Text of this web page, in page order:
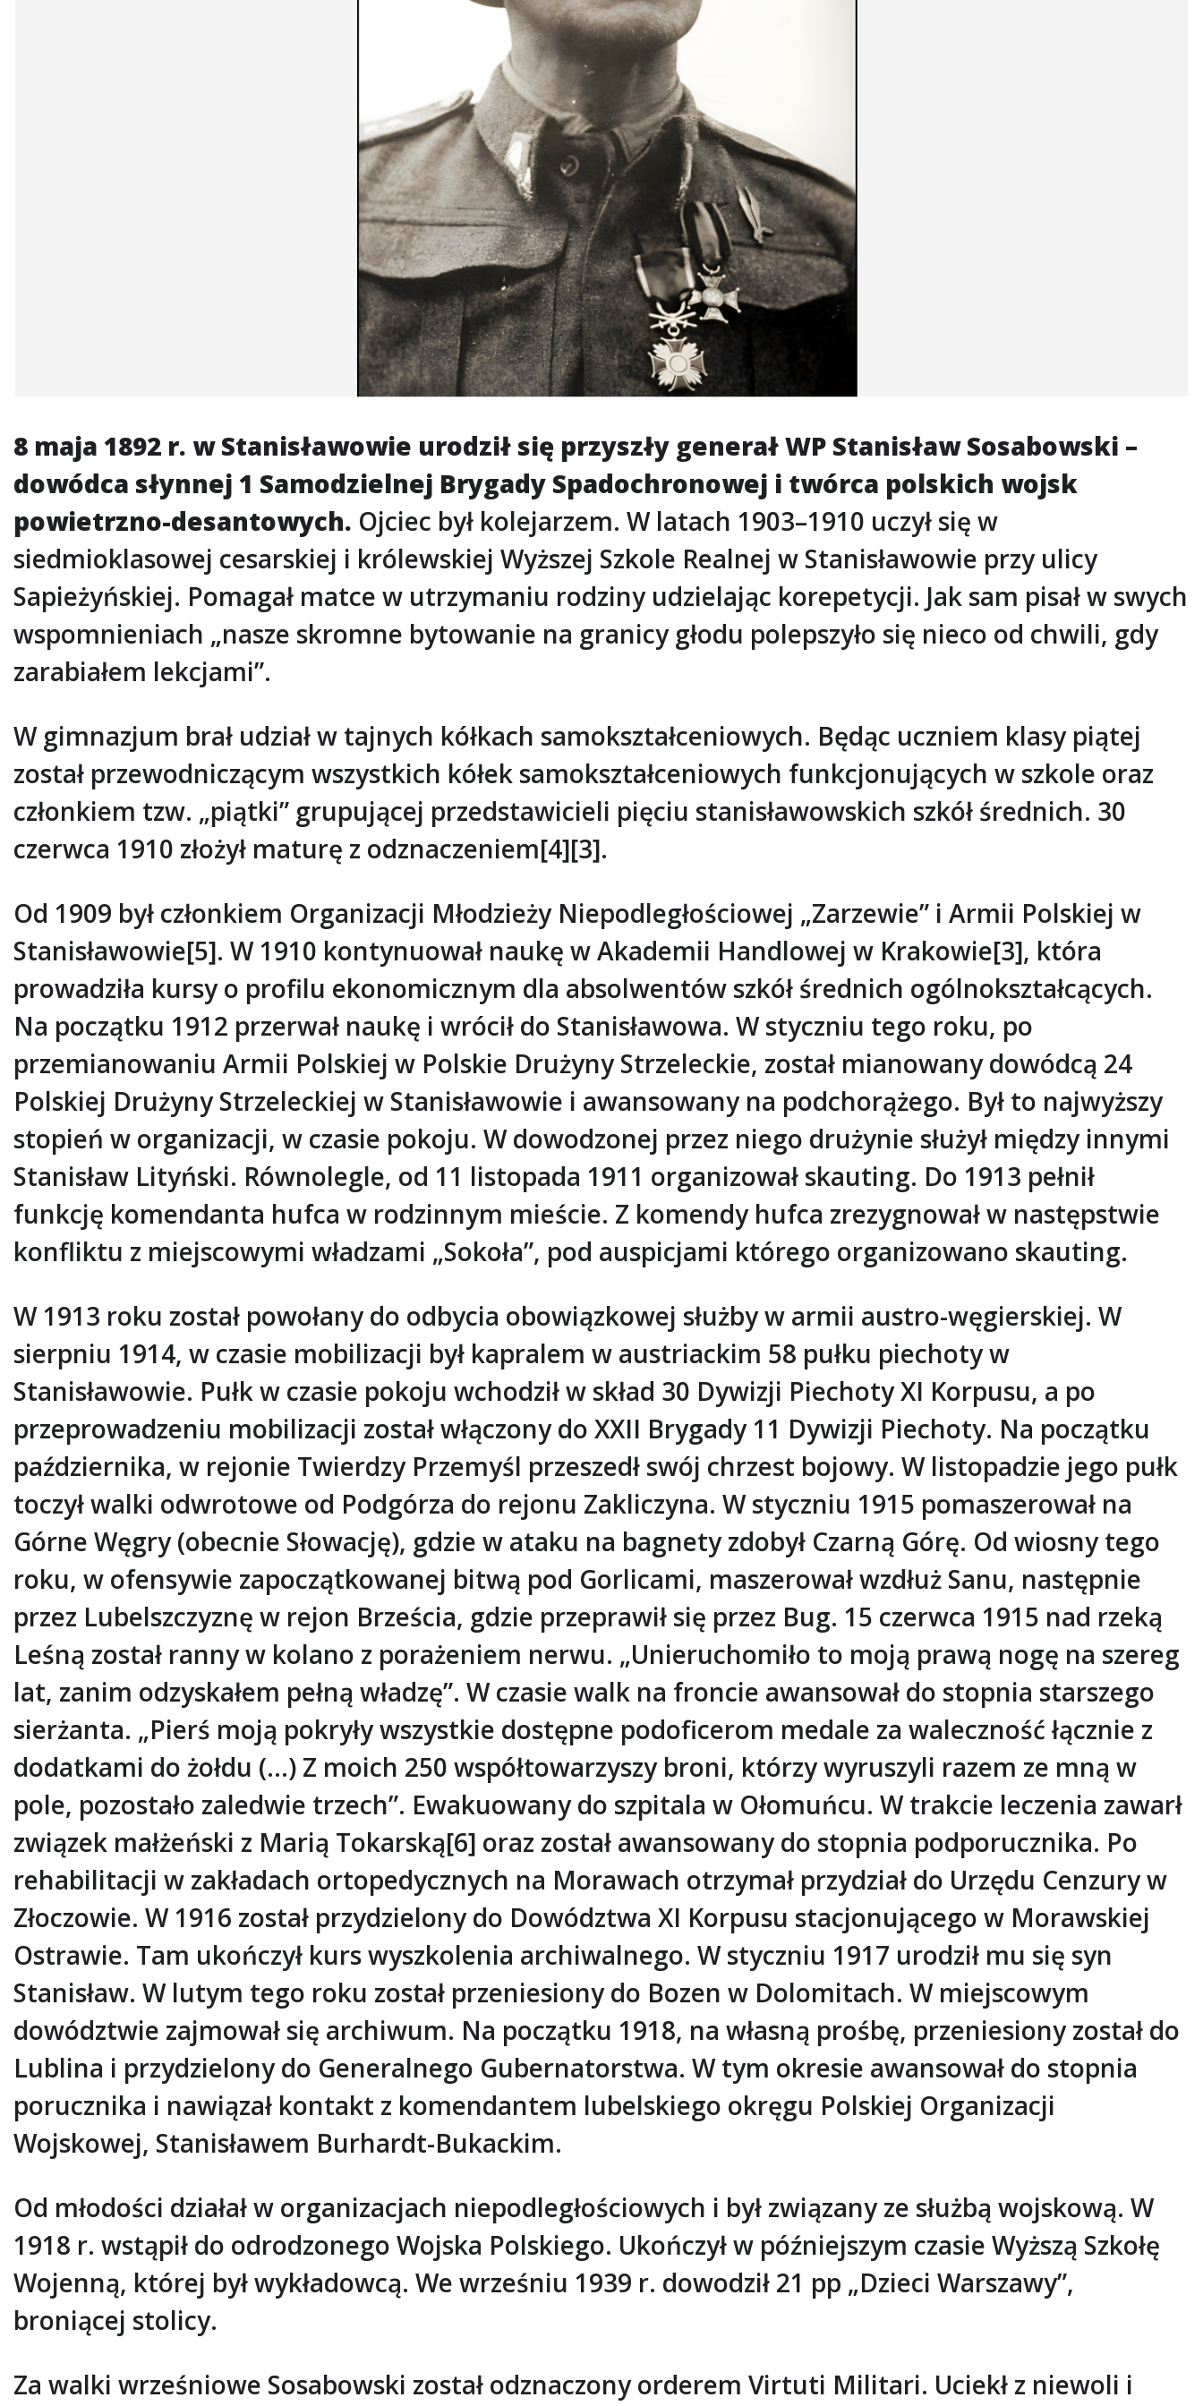
8 maja 1892 r. w Stanisławowie urodził się przyszły generał WP Stanisław Sosabowski –
dowódca słynnej 1 Samodzielnej Brygady Spadochronowej i twórca polskich wojsk
powietrzno-desantowych. Ojciec był kolejarzem. W latach 1903–1910 uczył się w
siedmioklasowej cesarskiej i królewskiej Wyższej Szkole Realnej w Stanisławowie przy ulicy
Sapieżyńskiej. Pomagał matce w utrzymaniu rodziny udzielając korepetycji. Jak sam pisał w swych
wspomnieniach „nasze skromne bytowanie na granicy głodu polepszyło się nieco od chwili, gdy
zarabiałem lekcjami”.
W gimnazjum brał udział w tajnych kółkach samokształceniowych. Będąc uczniem klasy piątej
został przewodniczącym wszystkich kółek samokształceniowych funkcjonujących w szkole oraz
członkiem tzw. „piątki” grupującej przedstawicieli pięciu stanisławowskich szkół średnich. 30
czerwca 1910 złożył maturę z odznaczeniem[4][3].
Od 1909 był członkiem Organizacji Młodzieży Niepodległościowej „Zarzewie” i Armii Polskiej w
Stanisławowie[5]. W 1910 kontynuował naukę w Akademii Handlowej w Krakowie[3], która
prowadziła kursy o profilu ekonomicznym dla absolwentów szkół średnich ogólnokształcących.
Na początku 1912 przerwał naukę i wrócił do Stanisławowa. W styczniu tego roku, po
przemianowaniu Armii Polskiej w Polskie Drużyny Strzeleckie, został mianowany dowódcą 24
Polskiej Drużyny Strzeleckiej w Stanisławowie i awansowany na podchorążego. Był to najwyższy
stopień w organizacji, w czasie pokoju. W dowodzonej przez niego drużynie służył między innymi
Stanisław Lityński. Równolegle, od 11 listopada 1911 organizował skauting. Do 1913 pełnił
funkcję komendanta hufca w rodzinnym mieście. Z komendy hufca zrezygnował w następstwie
konfliktu z miejscowymi władzami „Sokoła”, pod auspicjami którego organizowano skauting.
W 1913 roku został powołany do odbycia obowiązkowej służby w armii austro-węgierskiej. W
sierpniu 1914, w czasie mobilizacji był kapralem w austriackim 58 pułku piechoty w
Stanisławowie. Pułk w czasie pokoju wchodził w skład 30 Dywizji Piechoty XI Korpusu, a po
przeprowadzeniu mobilizacji został włączony do XXII Brygady 11 Dywizji Piechoty. Na początku
października, w rejonie Twierdzy Przemyśl przeszedł swój chrzest bojowy. W listopadzie jego pułk
toczył walki odwrotowe od Podgórza do rejonu Zakliczyna. W styczniu 1915 pomaszerował na
Górne Węgry (obecnie Słowację), gdzie w ataku na bagnety zdobył Czarną Górę. Od wiosny tego
roku, w ofensywie zapoczątkowanej bitwą pod Gorlicami, maszerował wzdłuż Sanu, następnie
przez Lubelszczyznę w rejon Brześcia, gdzie przeprawił się przez Bug. 15 czerwca 1915 nad rzeką
Leśną został ranny w kolano z porażeniem nerwu. „Unieruchomiło to moją prawą nogę na szereg
lat, zanim odzyskałem pełną władzę”. W czasie walk na froncie awansował do stopnia starszego
sierżanta. „Pierś moją pokryły wszystkie dostępne podoficerom medale za waleczność łącznie z
dodatkami do żołdu (…) Z moich 250 współtowarzyszy broni, którzy wyruszyli razem ze mną w
pole, pozostało zaledwie trzech”. Ewakuowany do szpitala w Ołomuńcu. W trakcie leczenia zawarł
związek małżeński z Marią Tokarską[6] oraz został awansowany do stopnia podporucznika. Po
rehabilitacji w zakładach ortopedycznych na Morawach otrzymał przydział do Urzędu Cenzury w
Złoczowie. W 1916 został przydzielony do Dowództwa XI Korpusu stacjonującego w Morawskiej
Ostrawie. Tam ukończył kurs wyszkolenia archiwalnego. W styczniu 1917 urodził mu się syn
Stanisław. W lutym tego roku został przeniesiony do Bozen w Dolomitach. W miejscowym
dowództwie zajmował się archiwum. Na początku 1918, na własną prośbę, przeniesiony został do
Lublina i przydzielony do Generalnego Gubernatorstwa. W tym okresie awansował do stopnia
porucznika i nawiązał kontakt z komendantem lubelskiego okręgu Polskiej Organizacji
Wojskowej, Stanisławem Burhardt-Bukackim.
Od młodości działał w organizacjach niepodległościowych i był związany ze służbą wojskową. W
1918 r. wstąpił do odrodzonego Wojska Polskiego. Ukończył w późniejszym czasie Wyższą Szkołę
Wojenną, której był wykładowcą. We wrześniu 1939 r. dowodził 21 pp „Dzieci Warszawy”,
broniącej stolicy.
Za walki wrześniowe Sosabowski został odznaczony orderem Virtuti Militari. Uciekł z niewoli i